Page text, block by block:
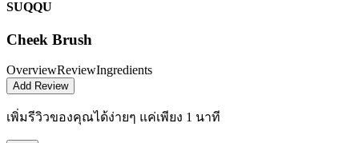
SUQQU
Cheek Brush
OverviewReviewIngredients
Add Review
เพิ่มรีวิวของคุณได้ง่ายๆ แค่เพียง 1 นาที